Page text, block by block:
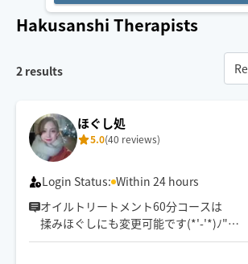
Hakusanshi Therapists
2 results
ほぐし処
5.0(40 reviews)
Login Status: Within 24 hours
オイルトリートメント60分コースは
揉みほぐしにも変更可能です(*'-'*)ﾉ"